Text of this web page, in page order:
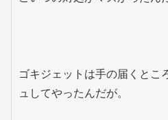
ゴキジェットは手の届くとこ
ュしてやったんだが。